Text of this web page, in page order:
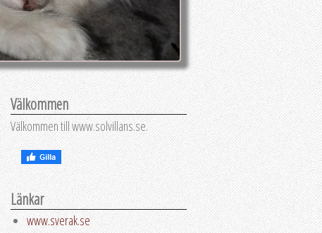
Välkommen
Välkommen till www.solvillans.se.
Länkar
www.sverak.se